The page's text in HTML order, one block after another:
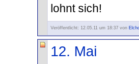
lohnt sich!
Veröffentlicht: 12.05.11 um 18:37 von
12. Mai